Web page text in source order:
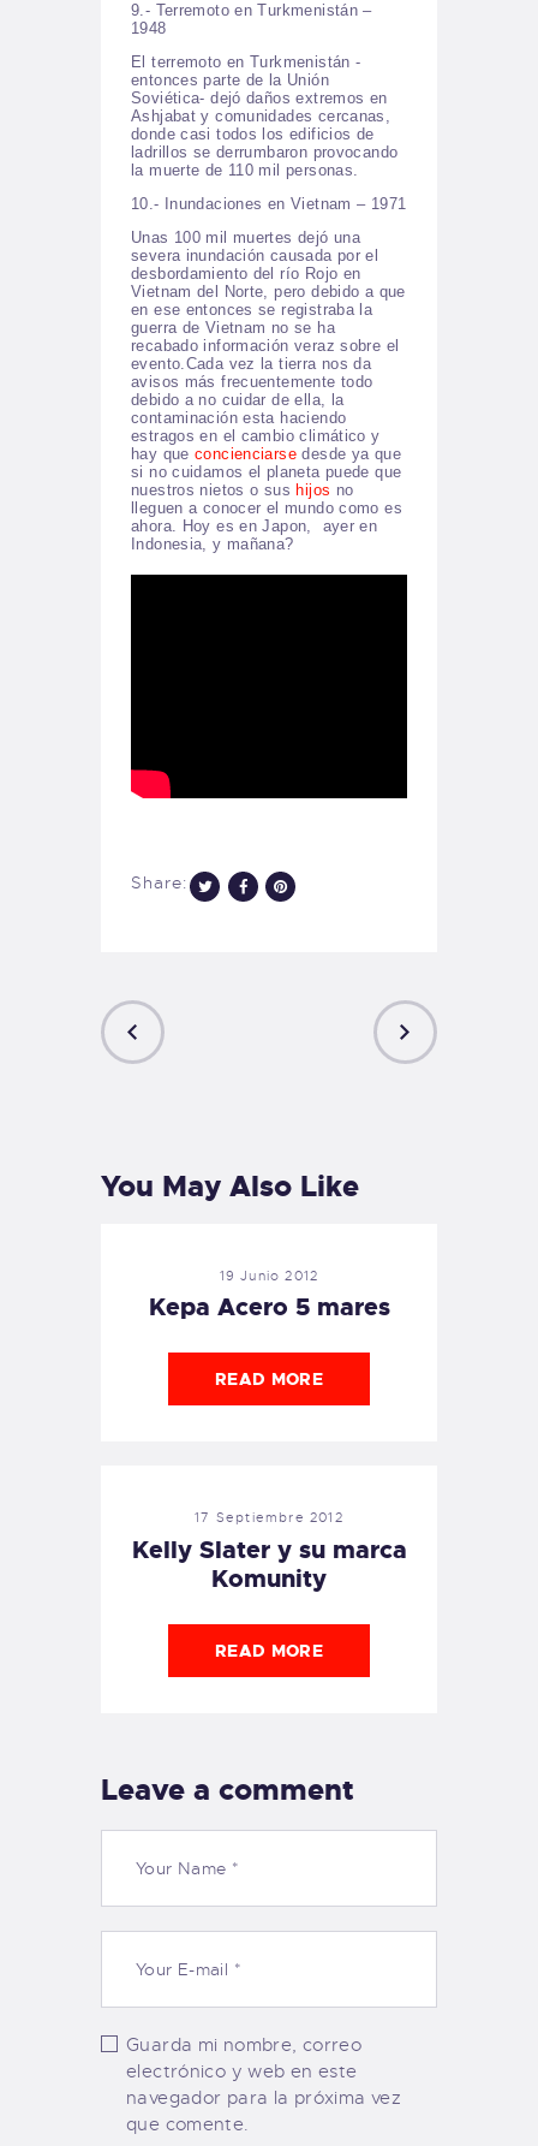
9.- Terremoto en Turkmenistán –
1948
El terremoto en Turkmenistán -
entonces parte de la Unión
Soviética- dejó daños extremos en
Ashjabat y comunidades cercanas,
donde casi todos los edificios de
ladrillos se derrumbaron provocando
la muerte de 110 mil personas.
10.- Inundaciones en Vietnam – 1971
Unas 100 mil muertes dejó una
severa inundación causada por el
desbordamiento del río Rojo en
Vietnam del Norte, pero debido a que
en ese entonces se registraba la
guerra de Vietnam no se ha
recabado información veraz sobre el
evento.Cada vez la tierra nos da
avisos más frecuentemente todo
debido a no cuidar de ella, la
contaminación esta haciendo
estragos en el cambio climático y
hay queconcienciarse desde ya que
si no cuidamos el planeta puede que
nuestros nietos o sus hijos no
lleguen a conocer el mundo como es
ahora. Hoy es en Japon, ayer en
Indonesia, y mañana?
Share:
You May Also Like
19 Junio 2012
Kepa Acero 5 mares
READ MORE
17 Septiembre 2012
Kelly Slater y su marca
Komunity
READ MORE
Leave a comment
Guarda mi nombre, correo
electrónico y web en este
navegador para la próxima vez
que comente.